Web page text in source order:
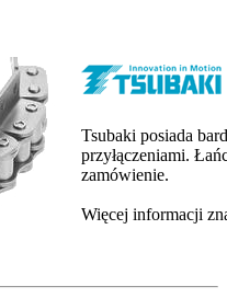
Tsubaki posiada
przyłączeniami.
zamówienie.
Więcej informacji